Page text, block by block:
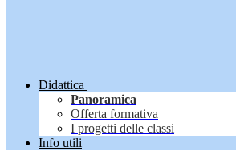
Didattica
Panoramica
Offerta formativa
I progetti delle classi
Info utili